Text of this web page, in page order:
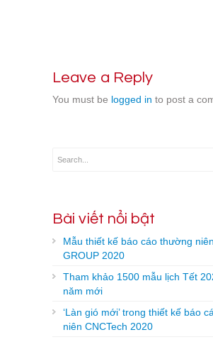
Leave a Reply
You must be logged in to post a
Bài viết nổi bật
Mẫu thiết kế báo cáo thường
GROUP 2020
Tham khảo 1500 mẫu lịch Tết
năm mới
‘Làn gió mới’ trong thiết kế báo
niên CNCTech 2020